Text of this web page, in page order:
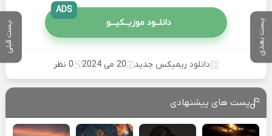
پست بعدی پست قبلی دانلــود موزیــکیـــو
ADS
دانلود ریمیکس جدید 20 می 2024 0 نظر
پست های پیشنهادی